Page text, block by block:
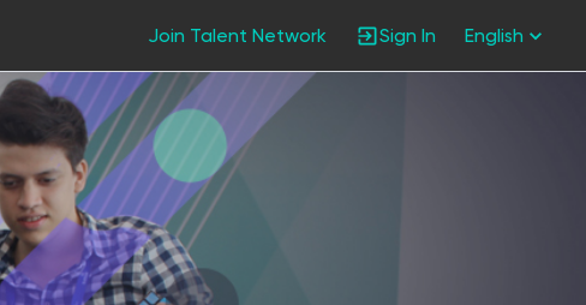
Join Talent Network Sign In English